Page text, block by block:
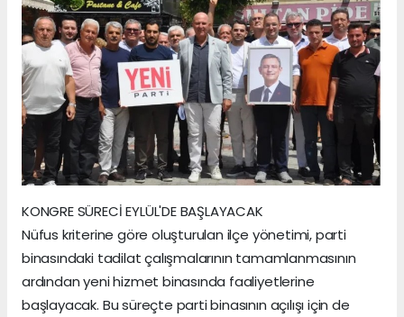
KONGRE SÜRECİ EYLÜL'DE BAŞLAYACAK
Nüfus kriterine göre oluşturulan ilçe yönetimi, parti
binasındaki tadilat çalışmalarının tamamlanmasının
ardından yeni hizmet binasında faaliyetlerine
başlayacak. Bu süreçte parti binasının açılışı için de